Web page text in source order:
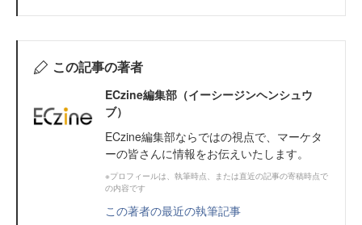
この記事の著者
ECzine編集部（イーシージンヘンシュウ
ブ）
ECzine編集部ならではの視点で、マーケタ
ーの皆さんに情報をお伝えいたします。
※プロフィールは、執筆時点、または直近の記事の寄稿時点で
の内容です
この著者の最近の執筆記事